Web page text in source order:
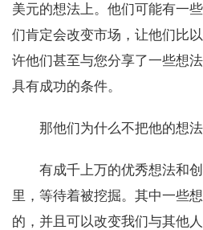
美元的想法上。他们可能有一
们肯定会改变市场，让他们比
许他们甚至与您分享了一些想
具有成功的条件。
那他们为什么不把他的想
有成千上万的优秀想法和
里，等待着被挖掘。其中一些
的，并且可以改变我们与其他